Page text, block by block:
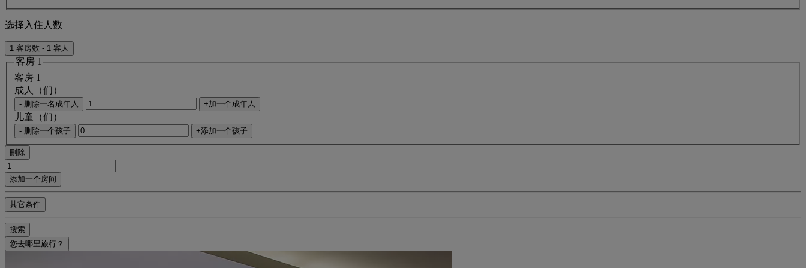
选择入住人数
1 客房数 - 1 客人
客房 1
客房 1
成人（们）
- 删除一名成年人 +加一个成年人
儿童（们）
- 删除一个孩子 +添加一个孩子
刪除
添加一个房间
其它条件
搜索
您去哪里旅行？